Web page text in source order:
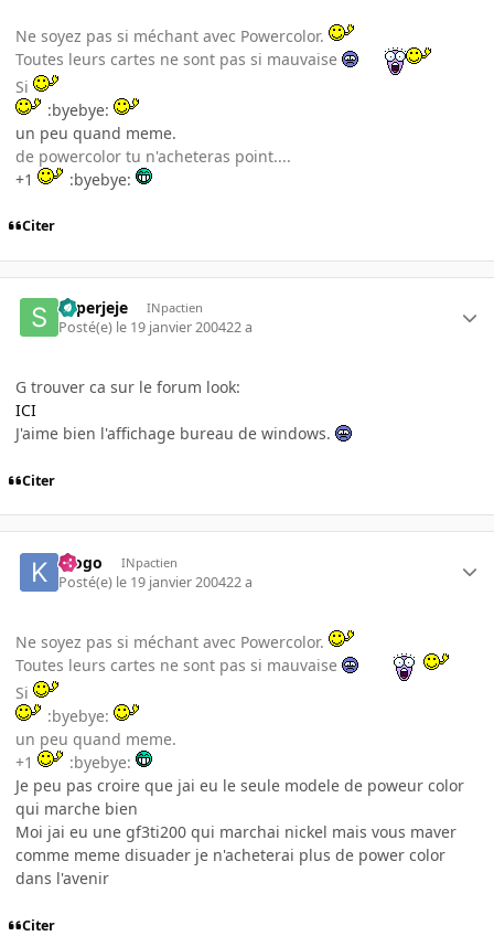
Ne soyez pas si méchant avec Powercolor.
Toutes leurs cartes ne sont pas si mauvaise
Si
:byebye:
un peu quand meme.
de powercolor tu n'acheteras point....
+1
:byebye:
Citer
superjeje INpactien
Posté(e) le 19 janvier 200422 a
G trouver ca sur le forum look:
ICI
J'aime bien l'affichage bureau de windows.
Citer
klogo INpactien
Posté(e) le 19 janvier 200422 a
Ne soyez pas si méchant avec Powercolor.
Toutes leurs cartes ne sont pas si mauvaise
Si
:byebye:
un peu quand meme.
+1
:byebye:
Je peu pas croire que jai eu le seule modele de poweur color
qui marche bien
Moi jai eu une gf3ti200 qui marchai nickel mais vous maver
comme meme disuader je n'acheterai plus de power color
dans l'avenir
Citer